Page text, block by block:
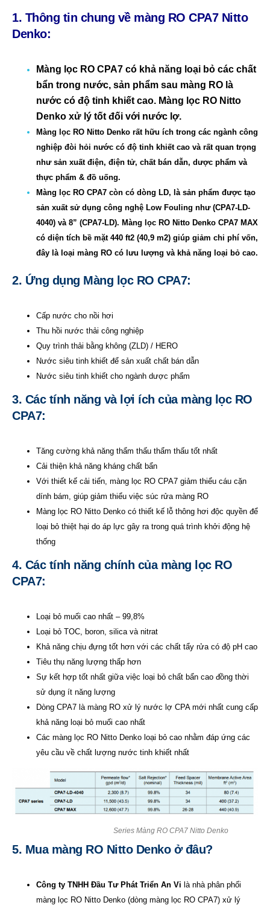
1. Thông tin chung về màng RO CPA7 Nitto
Denko:
Màng lọc RO CPA7 có khả năng loại bỏ các chất
bẩn trong nước, sản phẩm sau màng RO là
nước có độ tinh khiết cao. Màng lọc RO Nitto
Denko xử lý tốt đối với nước lợ.
Màng lọc RO Nitto Denko rất hữu ích trong các ngành công
nghiệp đòi hỏi nước có độ tinh khiết cao và rất quan trọng
như sản xuất điện, điện tử, chất bán dẫn, dược phẩm và
thực phẩm & đồ uống.
Màng lọc RO CPA7 còn có dòng LD, là sản phẩm được tạo
sản xuất sử dụng công nghệ Low Fouling như (CPA7-LD-
4040) và 8” (CPA7-LD). Màng lọc RO Nitto Denko CPA7 MAX
có diện tích bề mặt 440 ft2 (40,9 m2) giúp giảm chi phí vốn,
đây là loại màng RO có lưu lượng và khả năng loại bỏ cao.
2. Ứng dụng Màng lọc RO CPA7:
Cấp nước cho nồi hơi
Thu hồi nước thải công nghiệp
Quy trình thải bằng không (ZLD) / HERO
Nước siêu tinh khiết để sản xuất chất bán dẫn
Nước siêu tinh khiết cho ngành dược phẩm
3. Các tính năng và lợi ích của màng lọc RO
CPA7:
Tăng cường khả năng thẩm thấu thẩm thấu tốt nhất
Cải thiện khả năng kháng chất bẩn
Với thiết kế cải tiến, màng lọc RO CPA7 giảm thiểu cáu cặn
dính bám, giúp giảm thiểu việc súc rửa màng RO
Màng lọc RO Nitto Denko có thiết kế lỗ thông hơi độc quyền để
loại bỏ thiệt hại do áp lực gây ra trong quá trình khởi động hệ
thống
4. Các tính năng chính của màng lọc RO
CPA7:
Loại bỏ muối cao nhất – 99,8%
Loại bỏ TOC, boron, silica và nitrat
Khả năng chịu đựng tốt hơn với các chất tẩy rửa có độ pH cao
Tiêu thụ năng lượng thấp hơn
Sự kết hợp tốt nhất giữa việc loại bỏ chất bẩn cao đồng thời
sử dụng ít năng lượng
Dòng CPA7 là màng RO xử lý nước lợ CPA mới nhất cung cấp
khả năng loại bỏ muối cao nhất
Các màng lọc RO Nitto Denko loại bỏ cao nhằm đáp ứng các
yêu cầu về chất lượng nước tinh khiết nhất
Series Màng RO CPA7 Nitto Denko
5. Mua màng RO Nitto Denko ở đâu?
Công ty TNHH Đầu Tư Phát Triển An Vi là nhà phân phối
màng lọc RO Nitto Denko (dòng màng lọc RO CPA7) xử lý